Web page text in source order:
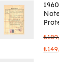
₺
₺